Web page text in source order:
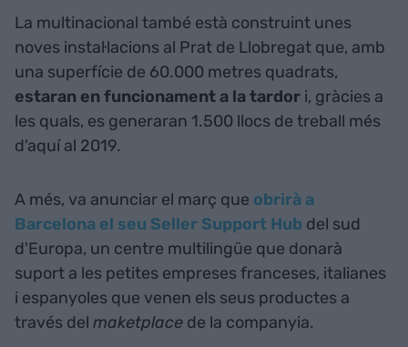
La multinacional també està construint unes
noves instal·lacions al Prat de Llobregat que, amb
una superfície de 60.000 metres quadrats,
estaran en funcionament a la tardor i, gràcies a
les quals, es generaran 1.500 llocs de treball més
d'aquí al 2019.
A més, va anunciar el març que obrirà a
Barcelona el seu Seller Support Hub del sud
d'Europa, un centre multilingüe que donarà
suport a les petites empreses franceses, italianes
i espanyoles que venen els seus productes a
través del maketplace de la companyia.